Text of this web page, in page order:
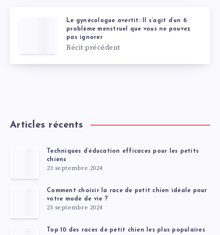
Le gynécologue avertit: Il s’agit d’un 6
problème menstruel que vous ne pouvez
pas ignorer
Récit précédent
Articles récents
Techniques d’éducation efficaces pour les petits
chiens
23 septembre 2024
Comment choisir la race de petit chien idéale pour
votre mode de vie ?
23 septembre 2024
Top 10 des races de petit chien les plus populaires